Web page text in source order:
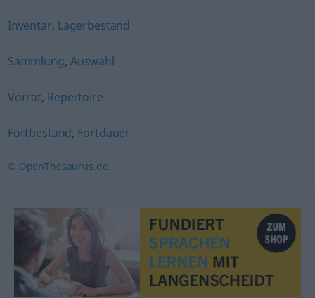
Inventar, Lagerbestand
Sammlung, Auswahl
Vorrat, Repertoire
Fortbestand, Fortdauer
© OpenThesaurus.de